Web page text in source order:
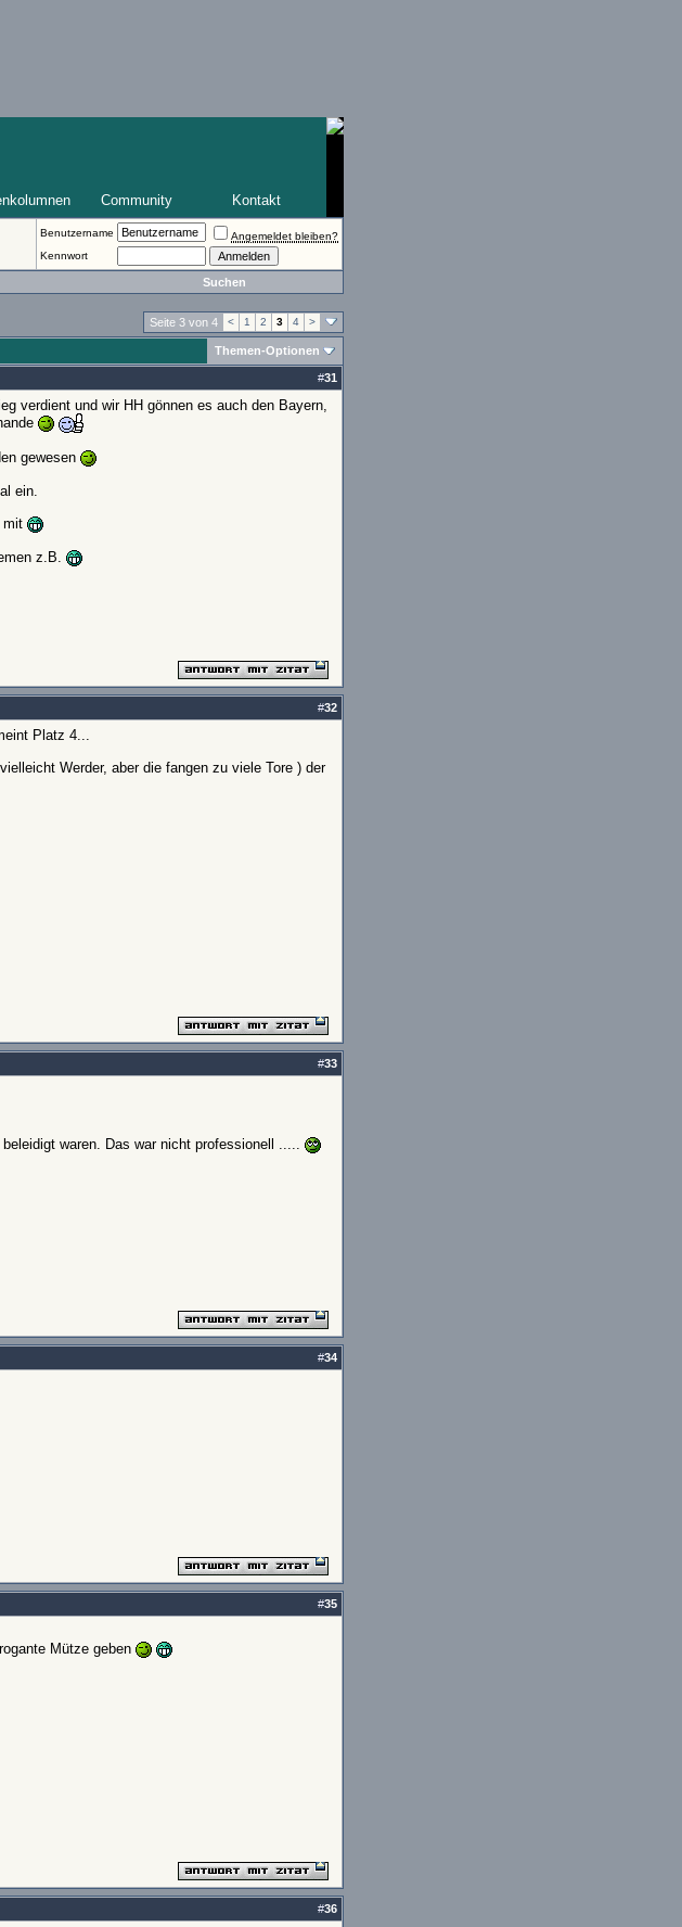
Community Kontakt
Benutzername
Angemeldet bleiben?
Kennwort
Suchen
Seite 3 von 4 < 1 2 3 4 >
Themen-Optionen
#31
verdient und wir HH gönnen es auch den Bayern,
gewesen
ein.
mit
z.B.
#32
Platz 4...
Werder, aber die fangen zu viele Tore ) der
#33
waren. Das war nicht professionell .....
#34
#35
Mütze geben
#36